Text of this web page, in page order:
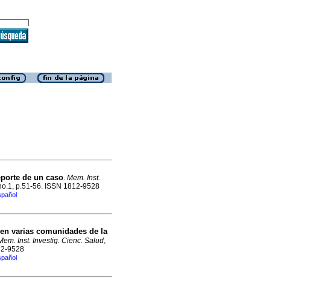
de un caso. Mem. Inst.
p.51-56. ISSN 1812-9528
varias comunidades de la
Inst. Investig. Cienc. Salud,
9528